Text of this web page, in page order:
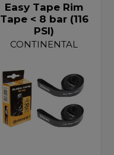
Easy Tape Rim
Tape < 8 bar (116
PSI)
CONTINENTAL